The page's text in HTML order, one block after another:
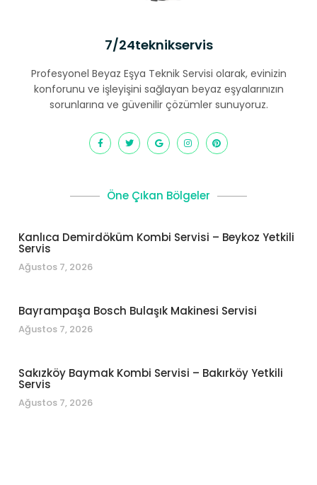
7/24teknikservis
Profesyonel Beyaz Eşya Teknik Servisi olarak, evinizin
konforunu ve işleyişini sağlayan beyaz eşyalarınızın
sorunlarına ve güvenilir çözümler sunuyoruz.
Öne Çıkan Bölgeler
Kanlıca Demirdöküm Kombi Servisi – Beykoz Yetkili
Servis
Ağustos 7, 2026
Bayrampaşa Bosch Bulaşık Makinesi Servisi
Ağustos 7, 2026
Sakızköy Baymak Kombi Servisi – Bakırköy Yetkili
Servis
Ağustos 7, 2026